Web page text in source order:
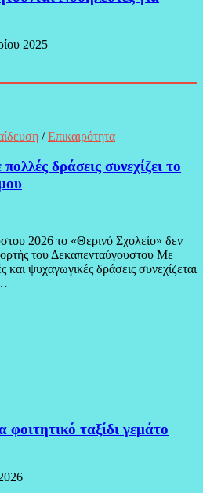
2025
/Επικαιρότητα
δράσεις συνεχίζει το
2026 το «Θερινό Σχολείο» δεν
του Δεκαπενταύγουστου Με
και ψυχαγωγικές δράσεις συνεχίζεται
ταξίδι γεμάτο